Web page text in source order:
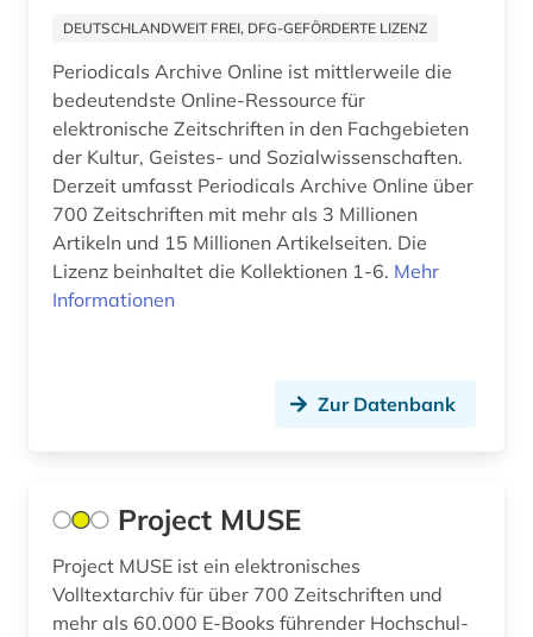
zitierindex (1)
DEUTSCHLANDWEIT FREI, DFG-GEFÖRDERTE LIZENZ
Periodicals Archive Online ist mittlerweile die
bedeutendste Online-Ressource für
elektronische Zeitschriften in den Fachgebieten
der Kultur, Geistes- und Sozialwissenschaften.
Derzeit umfasst Periodicals Archive Online über
700 Zeitschriften mit mehr als 3 Millionen
Artikeln und 15 Millionen Artikelseiten. Die
Lizenz beinhaltet die Kollektionen 1-6. Mehr
Informationen
Zur Datenbank
Project MUSE
Project MUSE ist ein elektronisches
Volltextarchiv für über 700 Zeitschriften und
mehr als 60.000 E-Books führender Hochschul-